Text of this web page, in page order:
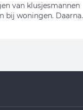
van klusjesmannen
bij woningen. Daarna